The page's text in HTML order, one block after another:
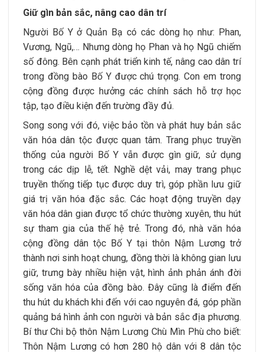
Giữ gìn bản sắc, nâng cao dân trí
Người Bố Y ở Quản Bạ có các dòng họ như: Phan,
Vương, Ngũ,… Nhưng dòng họ Phan và họ Ngũ chiếm
số đông. Bên cạnh phát triển kinh tế, nâng cao dân trí
trong đồng bào Bố Y được chú trọng. Con em trong
cộng đồng được hưởng các chính sách hỗ trợ học
tập, tạo điều kiện đến trường đầy đủ.
Song song với đó, việc bảo tồn và phát huy bản sắc
văn hóa dân tộc được quan tâm. Trang phục truyền
thống của người Bố Y vẫn được gìn giữ, sử dụng
trong các dịp lễ, tết. Nghề dệt vải, may trang phục
truyền thống tiếp tục được duy trì, góp phần lưu giữ
giá trị văn hóa đặc sắc. Các hoạt động truyền dạy
văn hóa dân gian được tổ chức thường xuyên, thu hút
sự tham gia của thế hệ trẻ. Trong đó, nhà văn hóa
cộng đồng dân tộc Bố Y tại thôn Nậm Lương trở
thành nơi sinh hoạt chung, đồng thời là không gian lưu
giữ, trưng bày nhiều hiện vật, hình ảnh phản ánh đời
sống văn hóa của đồng bào. Đây cũng là điểm đến
thu hút du khách khi đến với cao nguyên đá, góp phần
quảng bá hình ảnh con người và bản sắc địa phương.
Bí thư Chi bộ thôn Nậm Lương Chù Mìn Phù cho biết:
Thôn Nậm Lương có hơn 280 hộ dân với 8 dân tộc